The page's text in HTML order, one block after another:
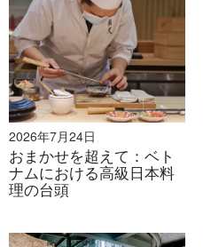
基準
独立系アウ
ット
コア特
性
屋台料理、
経営、カジ
ル
価格決
定力
市場主導型
定的
オペレ
ン
2026年7月24日
おまかせを超えて：ベト
ナムにおける高級日本料
理の台頭